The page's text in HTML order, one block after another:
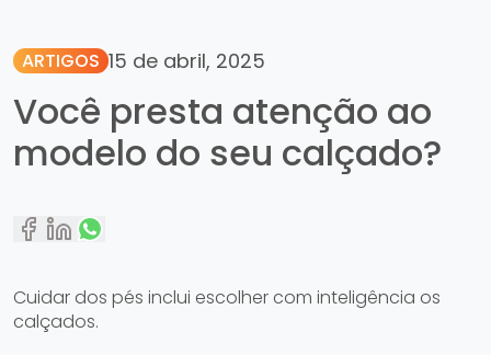
ARTIGOS 15 de abril, 2025
Você presta atenção ao
modelo do seu calçado?
Cuidar dos pés inclui escolher com inteligência os
calçados.